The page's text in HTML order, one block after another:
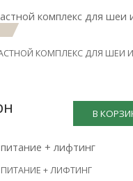
КОМПЛЕКС ДЛЯ ШЕИ И
В
+ ЛИФТИНГ